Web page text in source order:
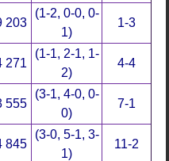
203
(1-2, 0-0, 0-
1)
1-3
271
(1-1, 2-1, 1-
2)
4-4
555
(3-1, 4-0, 0-
0)
7-1
845
(3-0, 5-1, 3-
1)
11-2